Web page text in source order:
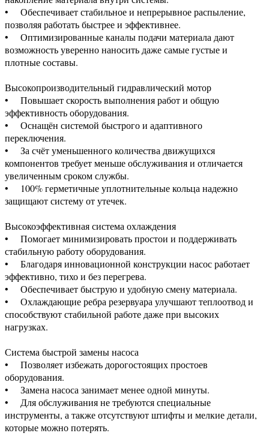
• Обеспечивает стабильное и непрерывное распыление,
позволяя работать быстрее и эффективнее.
• Оптимизированные каналы подачи материала дают
возможность уверенно наносить даже самые густые и
плотные составы.
Высокопроизводительный гидравлический мотор
• Повышает скорость выполнения работ и общую
эффективность оборудования.
• Оснащён системой быстрого и адаптивного
переключения.
• За счёт уменьшенного количества движущихся
компонентов требует меньше обслуживания и отличается
увеличенным сроком службы.
• 100% герметичные уплотнительные кольца надежно
защищают систему от утечек.
Высокоэффективная система охлаждения
• Помогает минимизировать простои и поддерживать
стабильную работу оборудования.
• Благодаря инновационной конструкции насос работает
эффективно, тихо и без перегрева.
• Обеспечивает быструю и удобную смену материала.
• Охлаждающие ребра резервуара улучшают теплоотвод и
способствуют стабильной работе даже при высоких
нагрузках.
Система быстрой замены насоса
• Позволяет избежать дорогостоящих простоев
оборудования.
• Замена насоса занимает менее одной минуты.
• Для обслуживания не требуются специальные
инструменты, а также отсутствуют штифты и мелкие детали,
которые можно потерять.